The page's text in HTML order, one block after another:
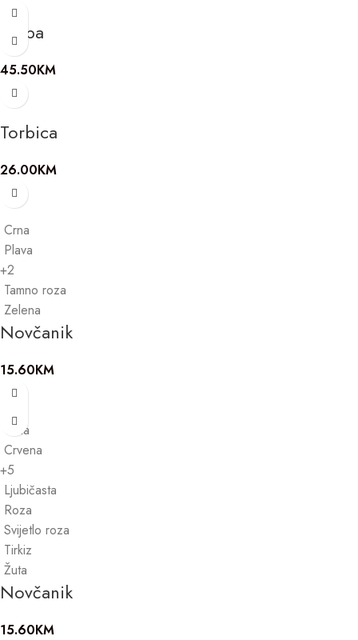
Torba
45.50KM
Torbica
26.00KM
Crna
Plava
+2
Tamno roza
Zelena
Novčanik
15.60KM
Crna
Crvena
+5
Ljubičasta
Roza
Svijetlo roza
Tirkiz
Žuta
Novčanik
15.60KM